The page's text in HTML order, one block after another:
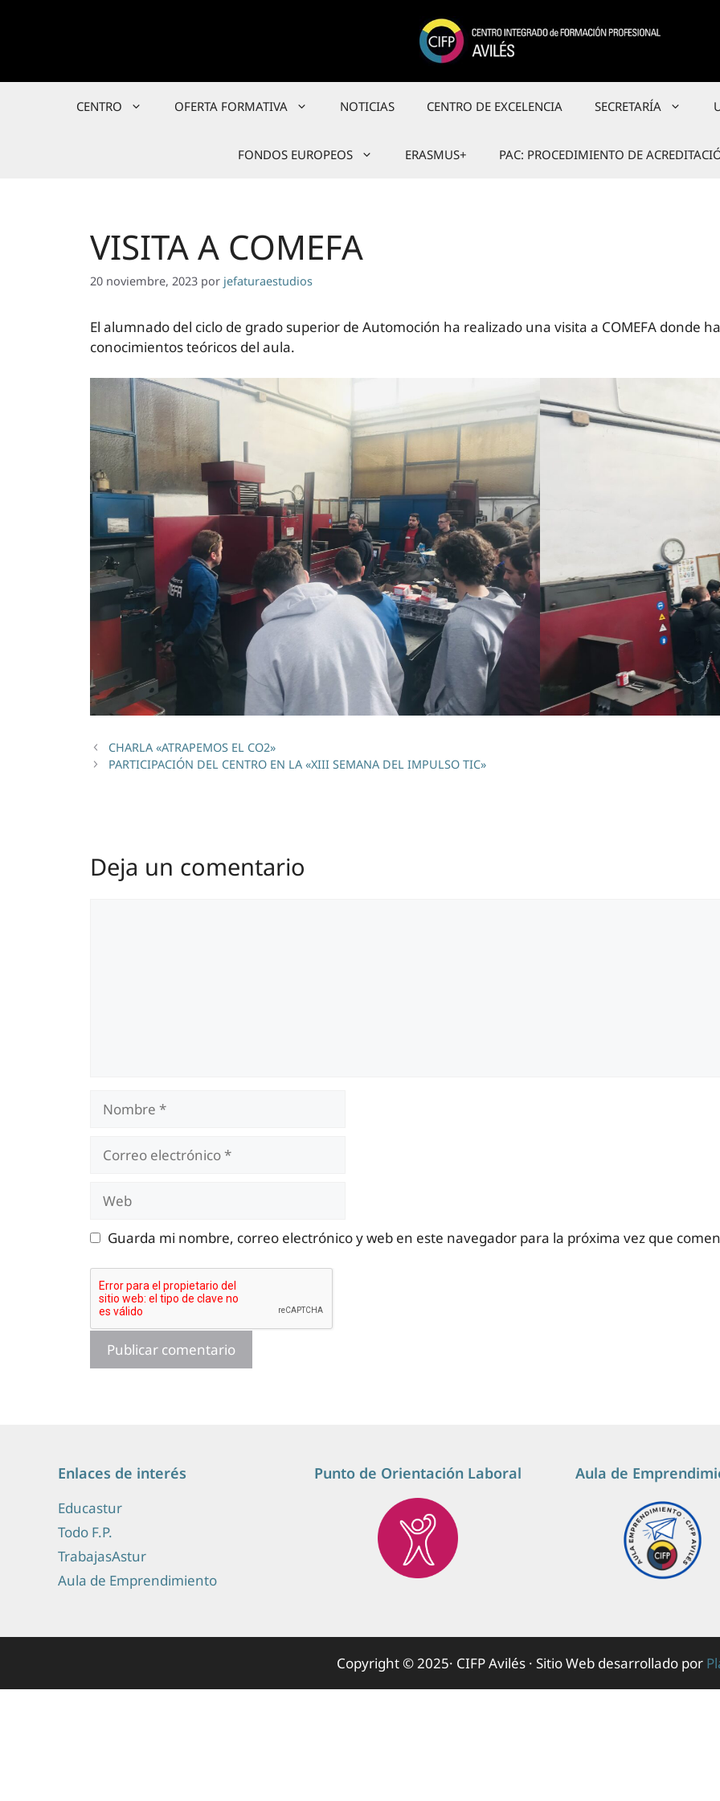
CENTRO OFERTA FORMATIVA NOTICIAS CENTRO DE EXCELENCIA SECRETARÍA
FONDOS EUROPEOS ERASMUS+ PAC: PROCEDIMIENTO DE
VISITA A COMEFA
20 noviembre, 2023 por jefaturaestudios
El alumnado del ciclo de grado superior de Automoción ha realizado una visita a COMEFA donde
conocimientos teóricos del aula.
CHARLA «ATRAPEMOS EL CO2»
PARTICIPACIÓN DEL CENTRO EN LA «XIII SEMANA DEL IMPULSO TIC»
Deja un comentario
Nombre
Correo
electrónico
Guarda mi nombre, correo electrónico y web en este navegador para la próxima vez que
Enlaces de interés
Educastur
Todo F.P.
TrabajasAstur
Aula de Emprendimiento
Punto de Orientación Laboral Aula de
Copyright © 2025· CIFP Avilés · Sitio Web desarrollado por